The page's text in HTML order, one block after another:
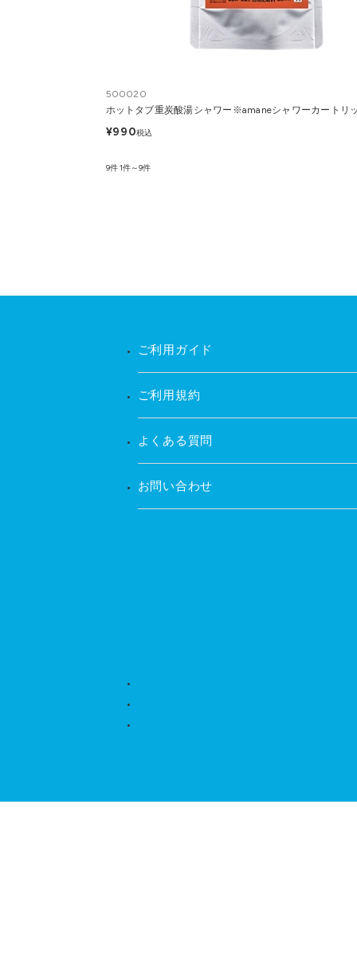
500020
ホットタブ重炭酸湯シャワー※amaneシャワーカート
¥990税込
9件1件～9件
ご利用ガイド
ご利用規約
よくある質問
お問い合わせ